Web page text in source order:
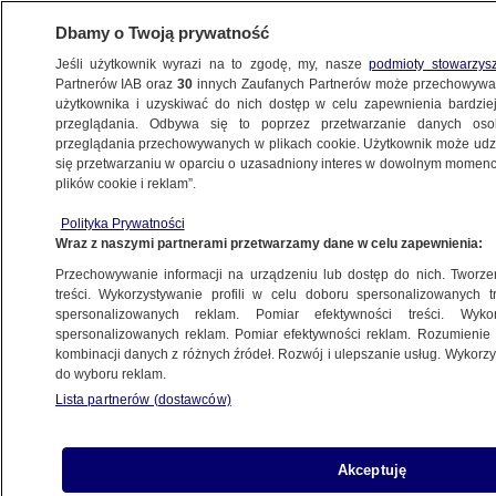
POLSKA
życie". Jak zostać dawcą szpiku?
28.06.2020, 13:01
Udostępnij
Dbamy o Twoją prywatność
Jeśli użytkownik wyrazi na to zgodę, my, naszepodmioty
Partnerów IAB oraz30 innych Zaufanych Partnerów może
użytkownika i uzyskiwać do nich dostęp w celu zapewnienia
przeglądania. Odbywa się to poprzez przetwarzanie danych
przeglądania przechowywanych w plikach cookie. Użytkownik może
się przetwarzaniu w oparciu o uzasadniony interes w dowolnym
plików cookie i reklam”.
Polityka Prywatności
Wraz z naszymi partnerami przetwarzamy dane w celu zapewnienia:
Przechowywanie informacji na urządzeniu lub dostęp do nich.
treści. Wykorzystywanie profili w celu doboru spersonalizowanych
spersonalizowanych reklam. Pomiar efektywności treści.
spersonalizowanych reklam. Pomiar efektywności reklam.
kombinacji danych z różnych źródeł. Rozwój i ulepszanie usług.
do wyboru reklam.
Lista partnerów (dostawców)
Akceptuję